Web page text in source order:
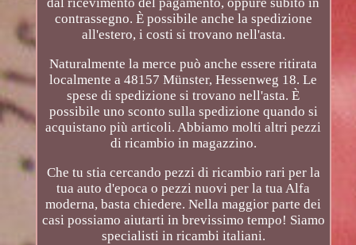
contrassegno. È possibile anche la spedizione
all'estero, i costi si trovano nell'asta.
Naturalmente la merce può anche essere ritirata
localmente a 48157 Münster, Hessenweg 18. Le
spese di spedizione si trovano nell'asta. È
possibile uno sconto sulla spedizione quando si
acquistano più articoli. Abbiamo molti altri pezzi
di ricambio in magazzino.
Che tu stia cercando pezzi di ricambio rari per la
tua auto d'epoca o pezzi nuovi per la tua Alfa
moderna, basta chiedere. Nella maggior parte dei
casi possiamo aiutarti in brevissimo tempo! Siamo
specialisti in ricambi italiani.